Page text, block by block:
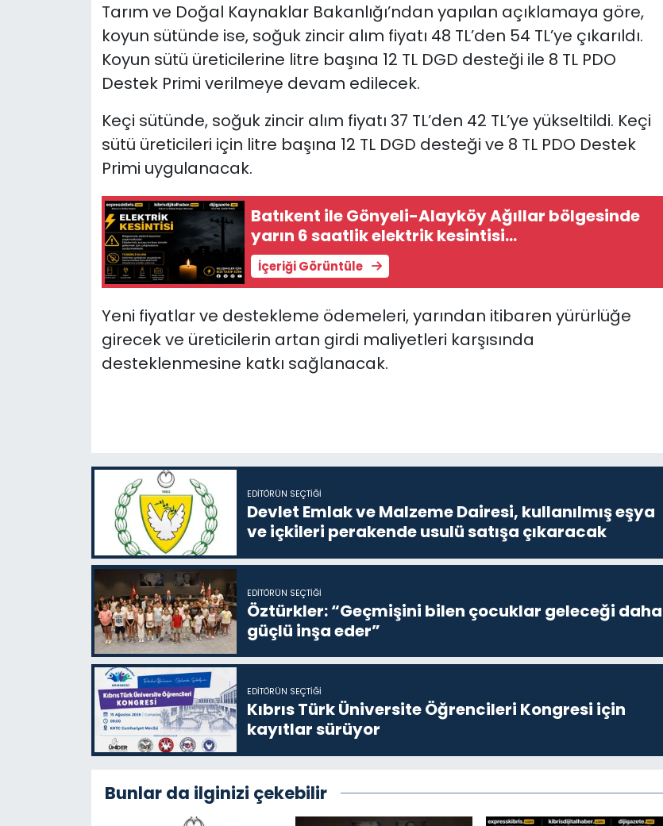
Tarım ve Doğal Kaynaklar Bakanlığı’ndan yapılan açıklamaya göre,
koyun sütünde ise, soğuk zincir alım fiyatı 48 TL’den 54 TL’ye çıkarıldı.
Koyun sütü üreticilerine litre başına 12 TL DGD desteği ile 8 TL PDO
Destek Primi verilmeye devam edilecek.
Keçi sütünde, soğuk zincir alım fiyatı 37 TL’den 42 TL’ye yükseltildi. Keçi
sütü üreticileri için litre başına 12 TL DGD desteği ve 8 TL PDO Destek
Primi uygulanacak.
Batıkent ile Gönyeli-Alayköy Ağıllar bölgesinde
yarın 6 saatlik elektrik kesintisi…
İçeriği Görüntüle
Yeni fiyatlar ve destekleme ödemeleri, yarından itibaren yürürlüğe
girecek ve üreticilerin artan girdi maliyetleri karşısında
desteklenmesine katkı sağlanacak.
EDITÖRÜN SEÇTIĞI
Devlet Emlak ve Malzeme Dairesi, kullanılmış eşya
ve içkileri perakende usulü satışa çıkaracak
EDITÖRÜN SEÇTIĞI
Öztürkler: “Geçmişini bilen çocuklar geleceği daha
güçlü inşa eder”
EDITÖRÜN SEÇTIĞI
Kıbrıs Türk Üniversite Öğrencileri Kongresi için
kayıtlar sürüyor
Bunlar da ilginizi çekebilir
Yazarlar